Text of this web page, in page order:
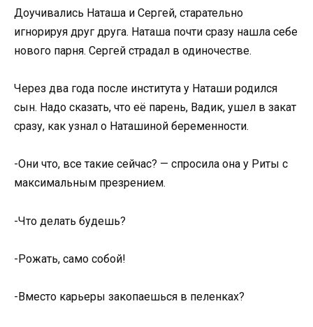
Доучивались Наташа и Сергей, старательно
игнорируя друг друга. Наташа почти сразу нашла себе
нового парня. Сергей страдал в одиночестве.
Через два года после института у Наташи родился
сын. Надо сказать, что её парень, Вадик, ушел в закат
сразу, как узнал о Наташиной беременности.
-Они что, все такие сейчас? — спросила она у Риты с
максимальным презрением.
-Что делать будешь?
-Рожать, само собой!
-Вместо карьеры закопаешься в пеленках?